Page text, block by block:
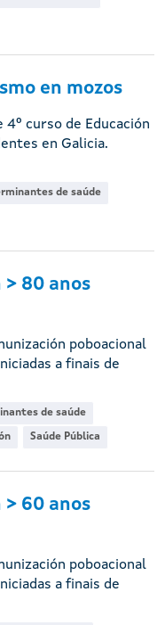
en mozos
curso de Educación
en Galicia.
de saúde
> 80 anos
poboacional
a finais de
de saúde
Saúde Pública
> 60 anos
poboacional
a finais de